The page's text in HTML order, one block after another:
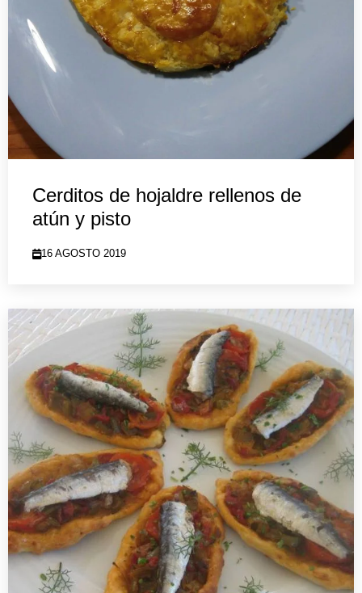
Cerditos de hojaldre rellenos de
atún y pisto
16 AGOSTO 2019